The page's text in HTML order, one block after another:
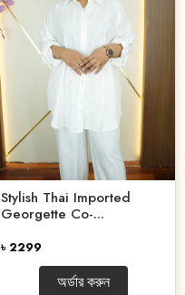
Stylish Thai Imported
Georgette Co-...
৳ 2299
অর্ডার করুন